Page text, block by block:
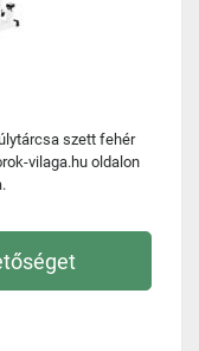
szett fehér
vilaga.hu oldalon